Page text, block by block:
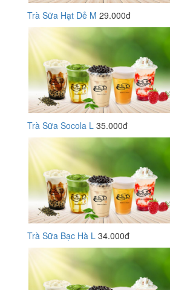
Trà Sữa Hạt Dẻ M 29.000đ
Trà Sữa Socola L 35.000đ
Trà Sữa Bạc Hà L 34.000đ